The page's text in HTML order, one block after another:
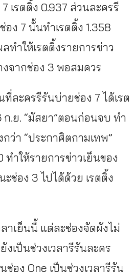
เรตติ้ง 0.937 ส่วนละครรี
อง 7 นั้นทำเรตติ้ง 1.358
ทำให้เรตติ้งรายการข่าว
งจากช่อง 3 พอสมควร
ที่ละครรีรันบ่ายช่อง 7 ได้เรต
ก.ย. “มัสยา”ตอนก่อนจบ ทำ
กว่า “ประกาศิตกามเทพ”
ทำให้รายการข่าวเย็นของ
ช่อง 3 ไปได้ด้วย เรตติ้ง
ลาเย็นนี้ แต่ละช่องจัดผังไม่
เป็นช่วงเวลารีรันละคร
ช่อง One เป็นช่วงเวลารีรัน